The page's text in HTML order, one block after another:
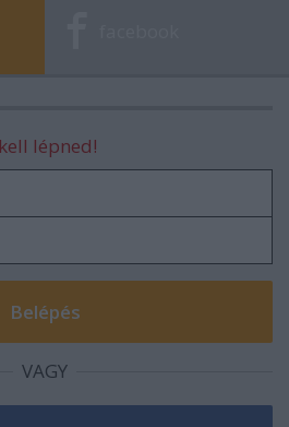
lépned!
VAGY